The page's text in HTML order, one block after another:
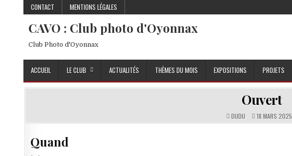
Skip to content
CONTACT MENTIONS LÉGALES
CAVO : Club photo d'Oyonnax
Club Photo d'Oyonnax
ACCUEIL LE CLUB ACTUALITÉS THÈMES DU MOIS EXPOSITIONS PROJETS
Ouvert
DUDU 18 MARS 2025
Quand